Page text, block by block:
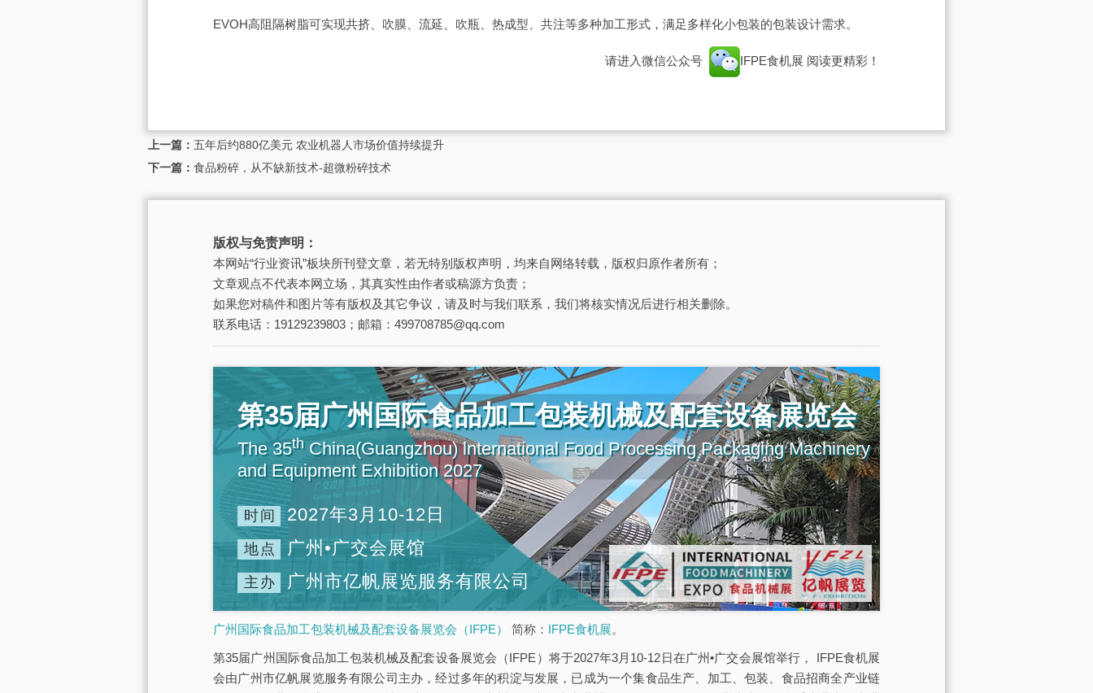
EVOH高阻隔树脂可实现共挤、吹膜、流延、吹瓶、热成型、共注等多种加工形式，满足多样化小包装的包装设计需求。
请进入微信公众号 IFPE食机展 阅读更精彩！
上一篇： 五年后约880亿美元 农业机器人市场价值持续提升
下一篇： 食品粉碎，从不缺新技术-超微粉碎技术
版权与免责声明：
本网站“行业资讯”板块所刊登文章，若无特别版权声明，均来自网络转载，版权归原作者所有；
文章观点不代表本网立场，其真实性由作者或稿源方负责；
如果您对稿件和图片等有版权及其它争议，请及时与我们联系，我们将核实情况后进行相关删除。
联系电话：19129239803；邮箱：499708785@qq.com
第35届广州国际食品加工包装机械及配套设备展览会
The 35thChina(Guangzhou) lnternational Food Processing Packaging Machinery
and Equipment Exhibition 2027
时间 2027年3月10-12日
地点 广州•广交会展馆
主办 广州市亿帆展览服务有限公司
广州国际食品加工包装机械及配套设备展览会（IFPE） 简称： IFPE食机展。
第35届广州国际食品加工包装机械及配套设备展览会（IFPE）将于2027年3月10-12日在广州•广交会展馆举行， IFPE食机展
会由广州市亿帆展览服务有限公司主办，经过多年的积淀与发展，已成为一个集食品生产、加工、包装、食品招商全产业链